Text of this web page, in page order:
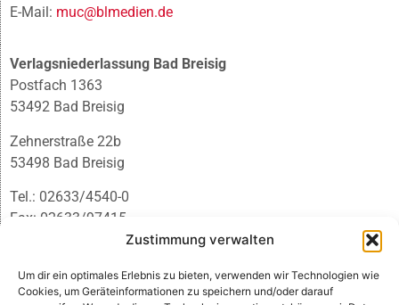
Zustimmung verwalten
Um dir ein optimales Erlebnis zu bieten, verwenden wir Technologien wie
Cookies, um Geräteinformationen zu speichern und/oder darauf
E-Mail: muc@blmedien.de
Verlagsniederlassung Bad Breisig
Postfach 1363
53492 Bad Breisig
Zehnerstraße 22b
53498 Bad Breisig
Tel.: 02633/4540-0
Fax: 02633/97415
infobb@blmedien.de